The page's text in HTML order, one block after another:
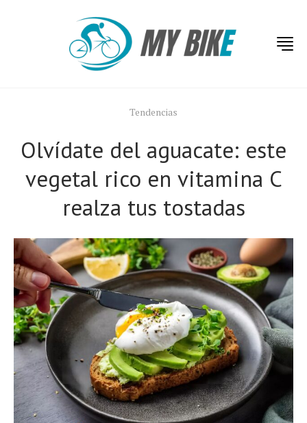
Tendencias
Olvídate del aguacate: este
vegetal rico en vitamina C
realza tus tostadas